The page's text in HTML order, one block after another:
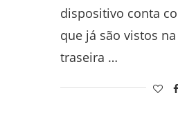
dispositivo conta
que já são vistos
traseira …